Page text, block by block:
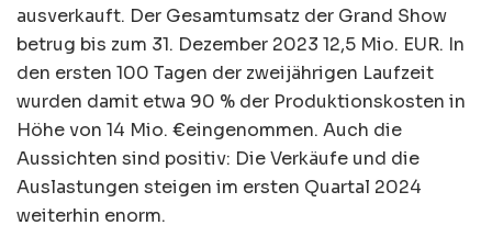
ausverkauft. Der Gesamtumsatz der Grand Show
betrug bis zum 31. Dezember 2023 12,5 Mio. EUR. In
den ersten 100 Tagen der zweijährigen Laufzeit
wurden damit etwa 90 % der Produktionskosten in
Höhe von 14 Mio. €eingenommen. Auch die
Aussichten sind positiv: Die Verkäufe und die
Auslastungen steigen im ersten Quartal 2024
weiterhin enorm.